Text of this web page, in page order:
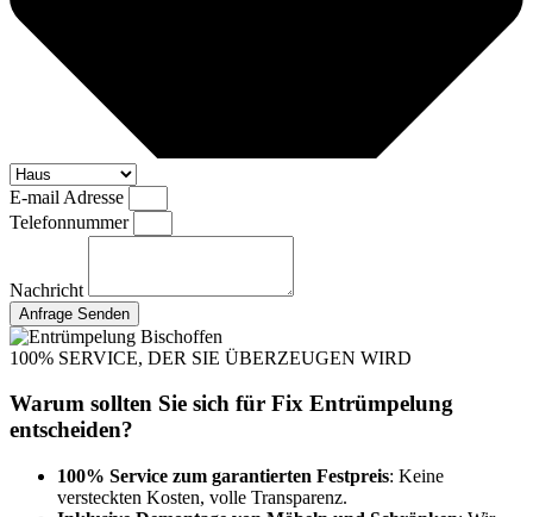
E-mail Adresse
Telefonnummer
Nachricht
Anfrage Senden
100% SERVICE, DER SIE ÜBERZEUGEN WIRD
Warum sollten Sie sich für Fix Entrümpelung
entscheiden?
100% Service zum garantierten Festpreis: Keine
versteckten Kosten, volle Transparenz.